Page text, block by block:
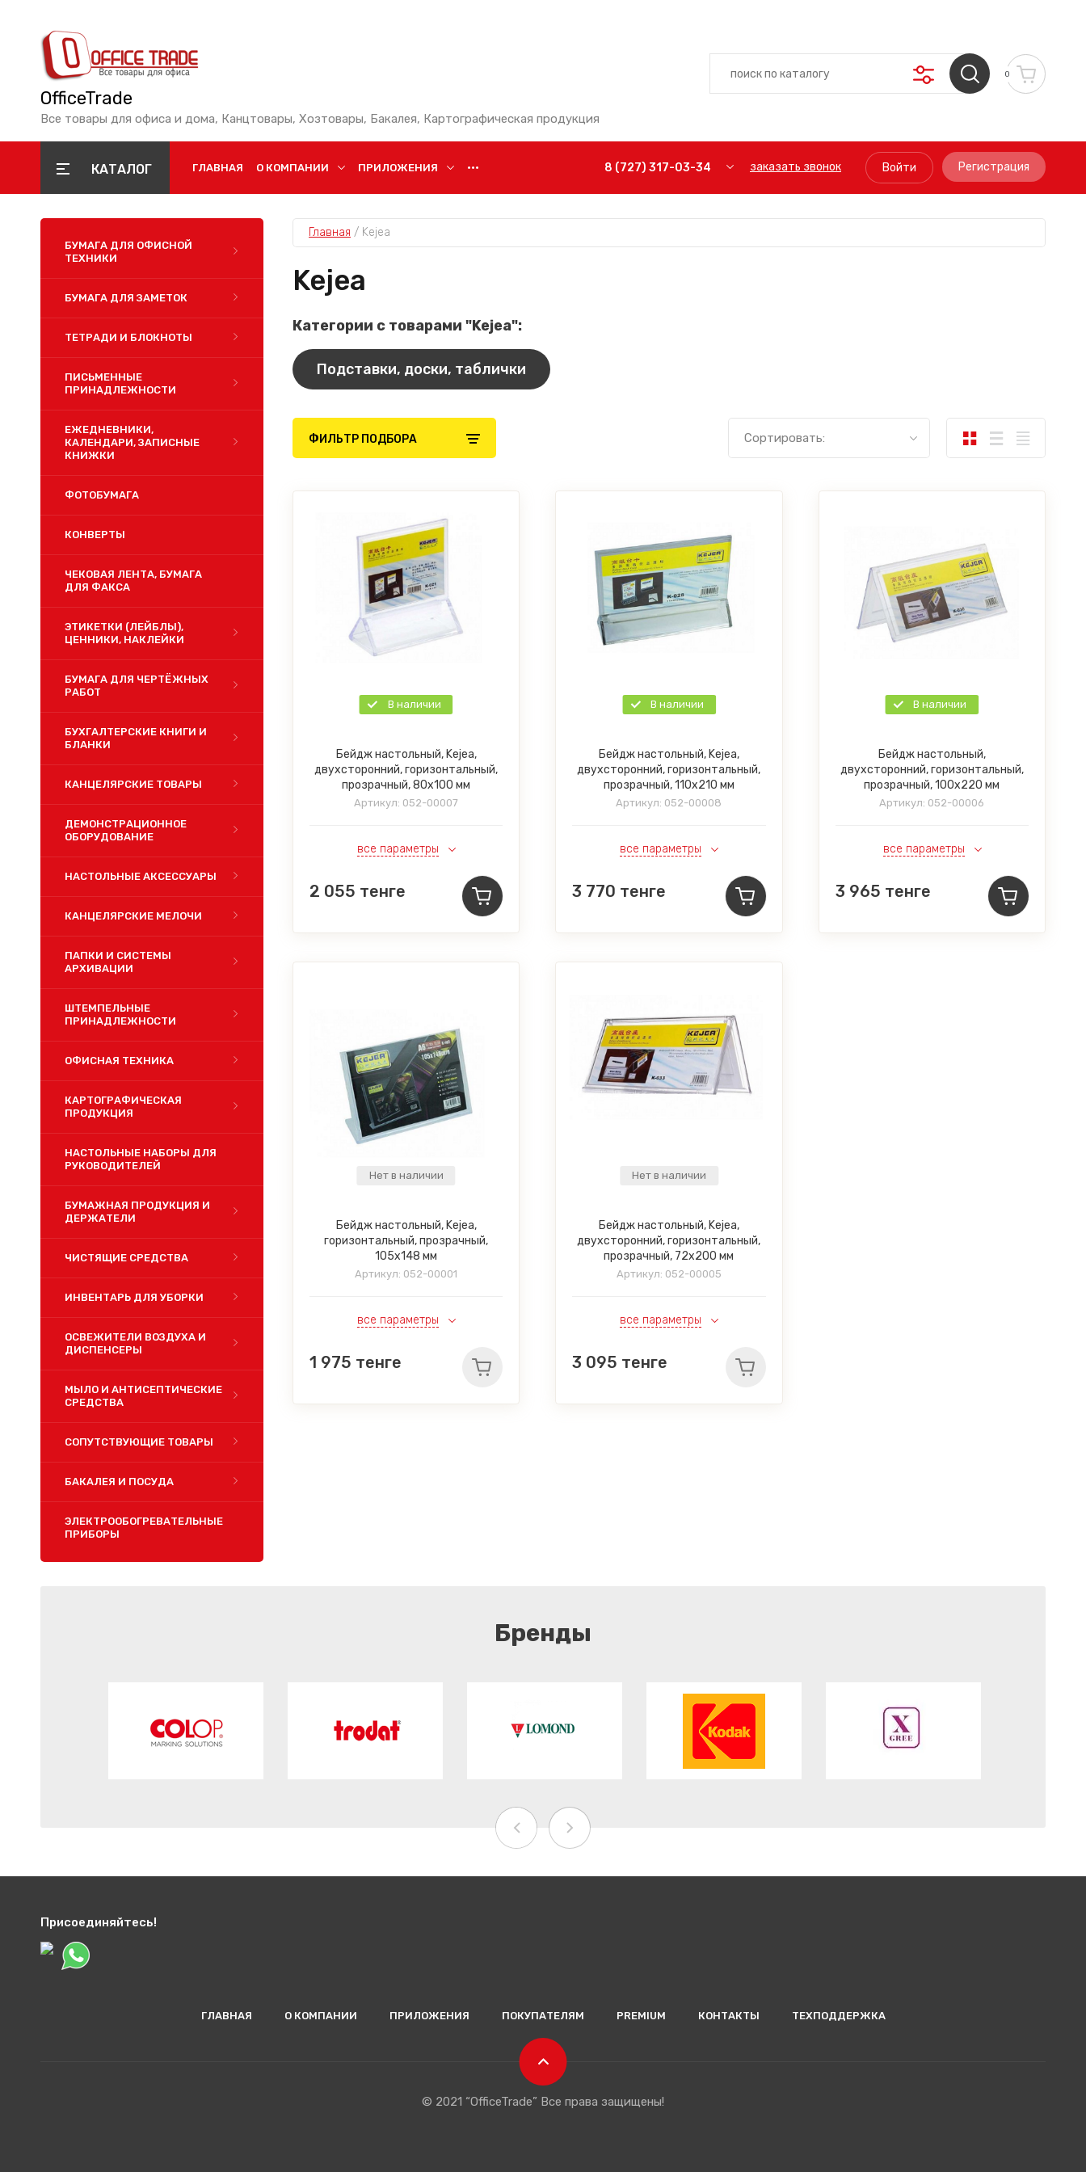
OfficeTrade
Все товары для офиса и дома, Канцтовары, Хозтовары, Бакалея, Картографическая продукция
0
КАТАЛОГ ГЛАВНАЯ О КОМПАНИИ ПРИЛОЖЕНИЯ ••• 8 (727) 317-03-34 заказать звонок Войти Регистрация
БУМАГА ДЛЯ ОФИСНОЙ
ТЕХНИКИ
БУМАГА ДЛЯ ЗАМЕТОК
ТЕТРАДИ И БЛОКНОТЫ
ПИСЬМЕННЫЕ
ПРИНАДЛЕЖНОСТИ
ЕЖЕДНЕВНИКИ,
КАЛЕНДАРИ, ЗАПИСНЫЕ
КНИЖКИ
ФОТОБУМАГА
КОНВЕРТЫ
ЧЕКОВАЯ ЛЕНТА, БУМАГА
ДЛЯ ФАКСА
ЭТИКЕТКИ (ЛЕЙБЛЫ),
ЦЕННИКИ, НАКЛЕЙКИ
БУМАГА ДЛЯ ЧЕРТЁЖНЫХ
РАБОТ
БУХГАЛТЕРСКИЕ КНИГИ И
БЛАНКИ
КАНЦЕЛЯРСКИЕ ТОВАРЫ
ДЕМОНСТРАЦИОННОЕ
ОБОРУДОВАНИЕ
НАСТОЛЬНЫЕ АКСЕССУАРЫ
КАНЦЕЛЯРСКИЕ МЕЛОЧИ
ПАПКИ И СИСТЕМЫ
АРХИВАЦИИ
ШТЕМПЕЛЬНЫЕ
ПРИНАДЛЕЖНОСТИ
ОФИСНАЯ ТЕХНИКА
КАРТОГРАФИЧЕСКАЯ
ПРОДУКЦИЯ
НАСТОЛЬНЫЕ НАБОРЫ ДЛЯ
РУКОВОДИТЕЛЕЙ
БУМАЖНАЯ ПРОДУКЦИЯ И
ДЕРЖАТЕЛИ
ЧИСТЯЩИЕ СРЕДСТВА
ИНВЕНТАРЬ ДЛЯ УБОРКИ
ОСВЕЖИТЕЛИ ВОЗДУХА И
ДИСПЕНСЕРЫ
МЫЛО И АНТИСЕПТИЧЕСКИЕ
СРЕДСТВА
СОПУТСТВУЮЩИЕ ТОВАРЫ
БАКАЛЕЯ И ПОСУДА
ЭЛЕКТРООБОГРЕВАТЕЛЬНЫЕ
ПРИБОРЫ
Главная / Kejea
Kejea
Категории с товарами "Kejea":
Подставки, доски, таблички
ФИЛЬТР ПОДБОРА Сортировать:
В наличии
Бейдж настольный, Kejea,
двухсторонний, горизонтальный,
прозрачный, 80x100 мм
Артикул: 052-00007
все параметры
2 055 тенге
В наличии
Бейдж настольный, Kejea,
двухсторонний, горизонтальный,
прозрачный, 110х210 мм
Артикул: 052-00008
все параметры
3 770 тенге
В наличии
Бейдж настольный,
двухсторонний, горизонтальный,
прозрачный, 100x220 мм
Артикул: 052-00006
все параметры
3 965 тенге
Нет в наличии
Бейдж настольный, Kejea,
горизонтальный, прозрачный,
105x148 мм
Артикул: 052-00001
все параметры
1 975 тенге
Нет в наличии
Бейдж настольный, Kejea,
двухсторонний, горизонтальный,
прозрачный, 72x200 мм
Артикул: 052-00005
все параметры
3 095 тенге
Бренды
Присоединяйтесь!
ГЛАВНАЯ О КОМПАНИИ ПРИЛОЖЕНИЯ ПОКУПАТЕЛЯМ PREMIUM КОНТАКТЫ ТЕХПОДДЕРЖКА
© 2021 “OfficeTrade” Все права защищены!